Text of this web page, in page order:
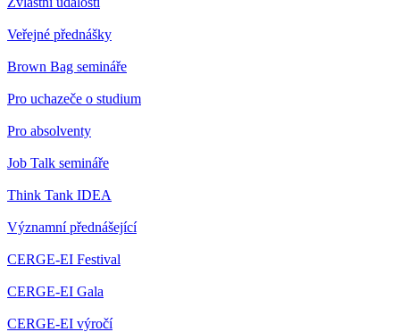
Veřejné přednášky
Brown Bag semináře
Pro uchazeče o studium
Pro absolventy
Job Talk semináře
Think Tank IDEA
Významní přednášející
CERGE-EI Festival
CERGE-EI Gala
CERGE-EI výročí